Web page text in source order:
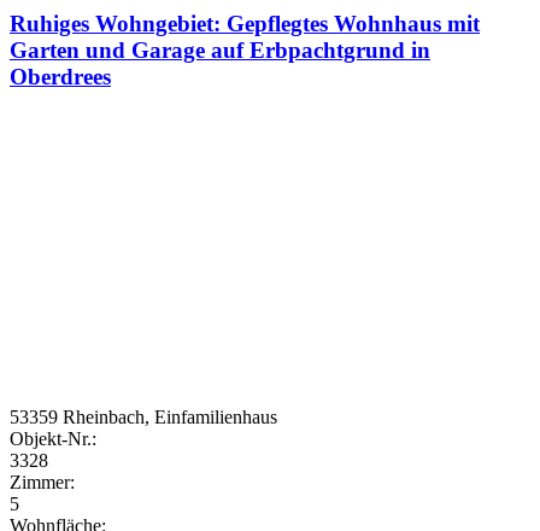
Ruhiges Wohngebiet: Gepflegtes Wohnhaus mit
Garten und Garage auf Erbpachtgrund in
Oberdrees
53359 Rheinbach, Einfamilienhaus
Objekt-Nr.:
3328
Zimmer:
5
Wohnfläche: